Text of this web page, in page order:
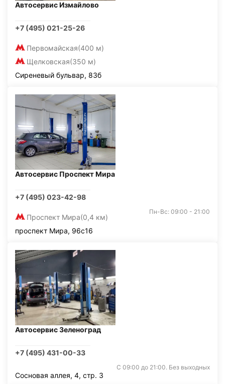
Автосервис Измайлово
+7 (495) 021-25-26
Первомайская(400 м)
Щелковская(350 м)
Сиреневый бульвар, 83б
Автосервис Проспект Мира
+7 (495) 023-42-98
Проспект Мира(0,4 км)
Пн-Вс: 09:00 - 21:00
проспект Мира, 96с16
Автосервис Зеленоград
+7 (495) 431-00-33
С 09:00 до 21:00. Без выходных
Сосновая аллея, 4, стр. 3